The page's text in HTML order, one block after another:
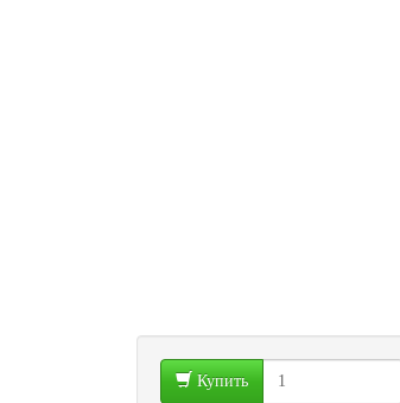
Купить